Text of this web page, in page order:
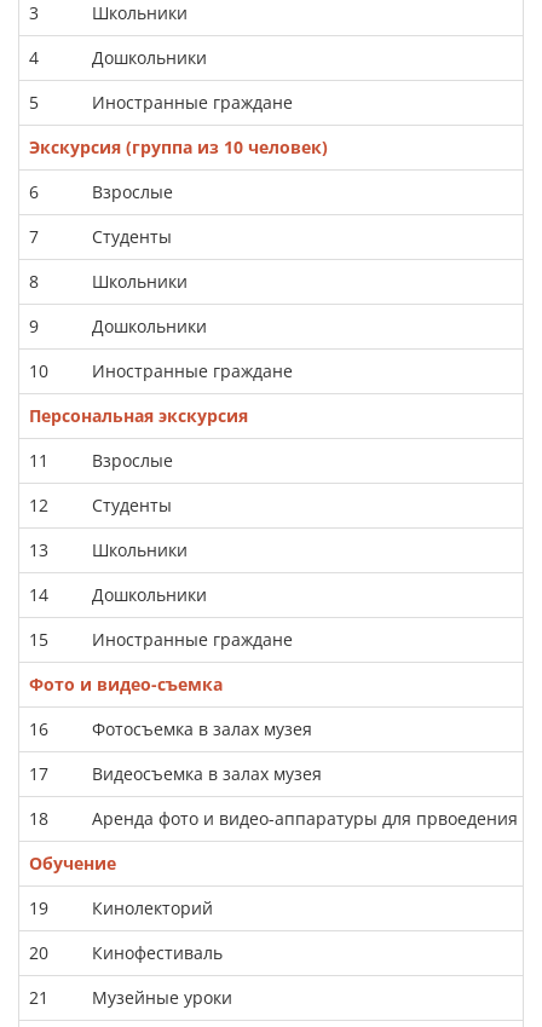
3
Школьники
4
Дошкольники
5
Иностранные граждане
Экскурсия (группа из 10 человек)
6
Взрослые
7
Студенты
8
Школьники
9
Дошкольники
10
Иностранные граждане
Персональная экскурсия
11
Взрослые
12
Студенты
13
Школьники
14
Дошкольники
15
Иностранные граждане
Фото и видео-съемка
16
Фотосъемка в залах музея
17
Видеосъемка в залах музея
18
Аренда фото и видео-аппаратуры для првоедения
Обучение
19
Кинолекторий
20
Кинофестиваль
21
Музейные уроки